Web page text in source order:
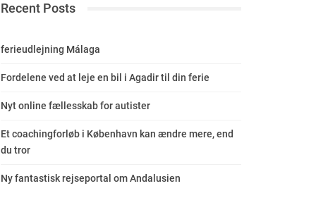
Recent Posts
ferieudlejning Málaga
Fordelene ved at leje en bil i Agadir til din ferie
Nyt online fællesskab for autister
Et coachingforløb i København kan ændre mere, end
du tror
Ny fantastisk rejseportal om Andalusien